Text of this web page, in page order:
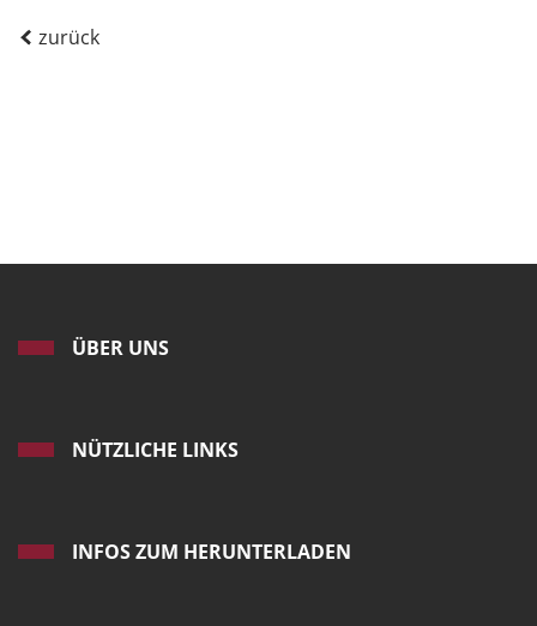
zurück
ÜBER UNS
NÜTZLICHE LINKS
INFOS ZUM HERUNTERLADEN